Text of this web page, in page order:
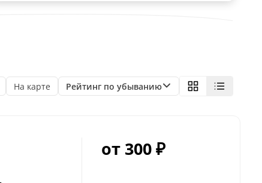
На карте Рейтинг по убыванию
от 300 ₽